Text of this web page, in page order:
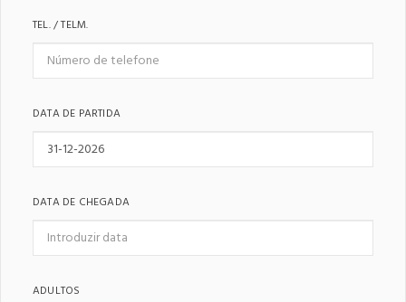
TEL. / TELM.
DATA DE PARTIDA
DATA DE CHEGADA
ADULTOS